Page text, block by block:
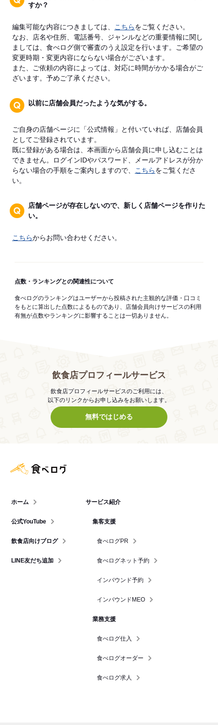
すか？
編集可能な内容につきましては、 こちらをご覧ください。
なお、店名や住所、電話番号、ジャンルなどの重要情報に関し
ましては、食べログ側で審査のうえ設定を行います。ご希望の
変更時期・変更内容にならない場合がございます。
また、ご依頼の内容によっては、対応に時間がかかる場合がご
ざいます。予めご了承ください。
以前に店舗会員だったような気がする。
ご自身の店舗ページに「公式情報」と付いていれば、店舗会員
としてご登録されています。
既に登録がある場合は、本画面から店舗会員に申し込むことは
できません。ログインIDやパスワード、メールアドレスが分か
らない場合の手順をご案内しますので、
こちらをご覧くださ
い。
店舗ページが存在しないので、新しく店舗ページを作りた
い。
こちらからお問い合わせください。
点数・ランキングとの関連性について
食べログのランキングはユーザーから投稿された主観的な評価・口コミ
をもとに算出した点数によるものであり、店舗会員向けサービスの利用
有無が点数やランキングに影響することは一切ありません。
飲食店プロフィールサービス
飲食店プロフィールサービスのご利用には、
以下のリンクからお申し込みをお願いします。
無料ではじめる
ホーム
公式YouTube
飲食店向けブログ
LINE友だち追加
サービス紹介
集客支援
食べログPR
食べログネット予約
インバウンド予約
インバウンドMEO
業務支援
食べログ仕入
食べログオーダー
食べログ求人